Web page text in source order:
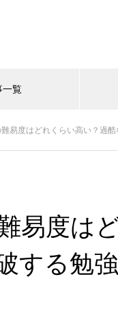
一覧
易度はどれくらい高い？過
易度は
する勉